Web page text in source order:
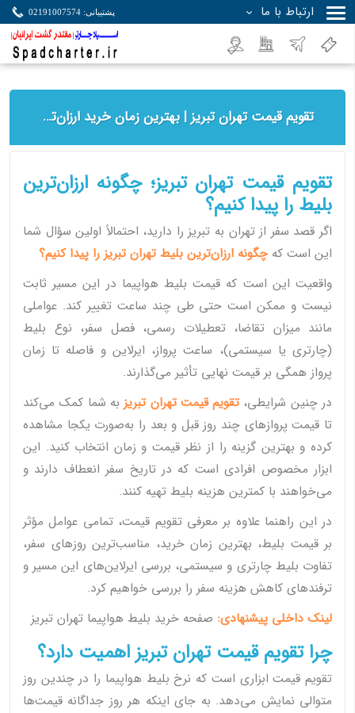
ارتباط با ما پشتیبانی: 02191007574
تقویم قیمت تهران تبریز | بهترین زمان خرید ارزان‌ترین بلیط هواپیما
تقویم قیمت تهران تبریز؛ چگونه ارزان‌ترین
بلیط را پیدا کنیم؟
اگر قصد سفر از تهران به تبریز را دارید، احتمالاً اولین سؤال شما
این است که چگونه ارزان‌ترین بلیط تهران تبریز را پیدا کنیم؟
واقعیت این است که قیمت بلیط هواپیما در این مسیر ثابت
نیست و ممکن است حتی طی چند ساعت تغییر کند. عواملی
مانند میزان تقاضا، تعطیلات رسمی، فصل سفر، نوع بلیط
(چارتری یا سیستمی)، ساعت پرواز، ایرلاین و فاصله تا زمان
پرواز همگی بر قیمت نهایی تأثیر می‌گذارند.
در چنین شرایطی، تقویم قیمت تهران تبریزبه شما کمک می‌کند
تا قیمت پروازهای چند روز قبل و بعد را به‌صورت یکجا مشاهده
کرده و بهترین گزینه را از نظر قیمت و زمان انتخاب کنید. این
ابزار مخصوص افرادی است که در تاریخ سفر انعطاف دارند و
می‌خواهند با کمترین هزینه بلیط تهیه کنند.
در این راهنما علاوه بر معرفی تقویم قیمت، تمامی عوامل مؤثر
بر قیمت بلیط، بهترین زمان خرید، مناسب‌ترین روزهای سفر،
تفاوت بلیط چارتری و سیستمی، بررسی ایرلاین‌های این مسیر و
ترفندهای کاهش هزینه سفر را بررسی خواهیم کرد.
لینک داخلی پیشنهادی: صفحه خرید بلیط هواپیما تهران تبریز
چرا تقویم قیمت تهران تبریز اهمیت دارد؟
تقویم قیمت ابزاری است که نرخ بلیط هواپیما را در چندین روز
متوالی نمایش می‌دهد. به جای اینکه هر روز جداگانه قیمت‌ها